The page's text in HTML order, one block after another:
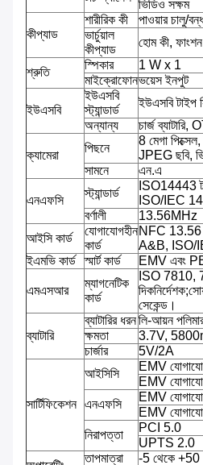
ভিডিও সক্ষম
কীপ্যাড
শারীরিক কী
পাওয়ার চালু/
ভার্চুয়াল
কীপ্যাড
হোম কী,
শ্রুতি
স্পিকার
1 W x 1
মাইক্রোফোনভয়েস ইনপুট
ইউএসবি
ইউএসবি
স্ট্যান্ডার্ড
ইউএসবি টাইপ
অন্যান্য
চার্জ ব্যাটারি,
ক্যামেরা
পিছনে
8 মেগা
JPEG ছবি,
সামনে
এন.এ
এনএফসি
স্ট্যান্ডার্ড
ISO14443
ISO/IEC
বর্ণালী
13.56MHz
আইসি কার্ড
যোগাযোগহীন
কার্ড
NFC 13.56
A&B, ISO/
ইএমভি কার্ড
স্মার্ট কার্ড EMV এবং
এমএসআর
ম্যাগনেটিক
কার্ড
ISO 7810,
সেকেন্ড।
ব্যাটারি
ব্যাটারির ধরনলি-আয়ন পলিমার
ক্ষমতা
3.7V,
চার্জার
5V/2A
সার্টিফিকেশন
আইসিসি
EMV
EMV
এনএফসি
EMV
EMV
নিরাপত্তা
PCI 5.0
UPTS 2.0
তাপমাত্রা
-5 থেকে +50